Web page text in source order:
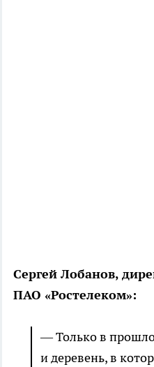
Сергей Лобанов,
ПАО «Ростелеком»:
— Только в
и деревень, в